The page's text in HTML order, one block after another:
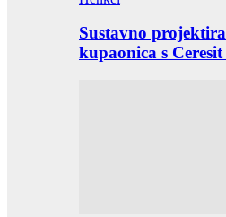
Sustavno
kupaonica s